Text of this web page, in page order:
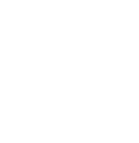
うな治療の選択肢があるのでしょう。